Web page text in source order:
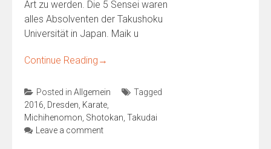
Art zu werden. Die 5 Sensei waren
alles Absolventen der Takushoku
Universität in Japan. Maik u
Continue Reading →
Posted in Allgemein
Tagged
2016 Dresden Karate
Michihenomon Shotokan Takudai
Leave a comment